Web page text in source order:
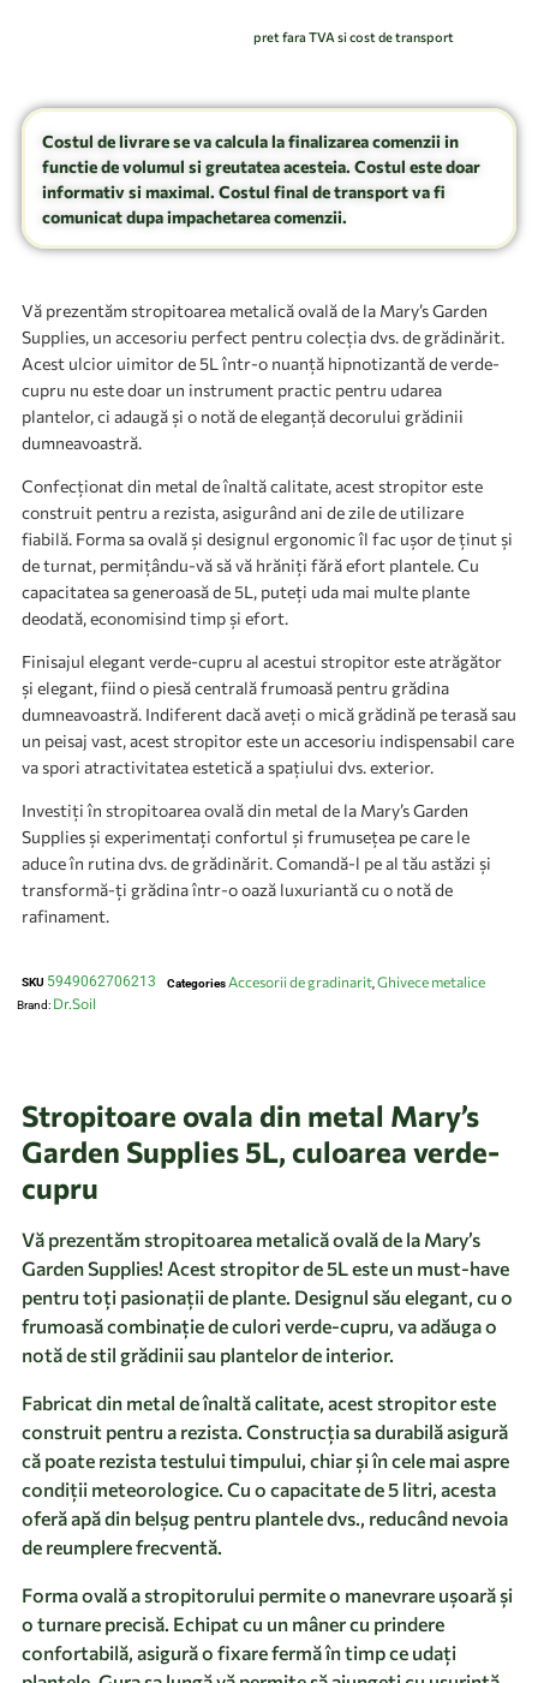
pret fara TVA si cost de transport
Costul de livrare se va calcula la finalizarea comenzii in
functie de volumul si greutatea acesteia. Costul este doar
informativ si maximal. Costul final de transport va fi
comunicat dupa impachetarea comenzii.
Vă prezentăm stropitoarea metalică ovală de la Mary’s Garden
Supplies, un accesoriu perfect pentru colecția dvs. de grădinărit.
Acest ulcior uimitor de 5L într-o nuanță hipnotizantă de verde-
cupru nu este doar un instrument practic pentru udarea
plantelor, ci adaugă și o notă de eleganță decorului grădinii
dumneavoastră.
Confecționat din metal de înaltă calitate, acest stropitor este
construit pentru a rezista, asigurând ani de zile de utilizare
fiabilă. Forma sa ovală și designul ergonomic îl fac ușor de ținut și
de turnat, permițându-vă să vă hrăniți fără efort plantele. Cu
capacitatea sa generoasă de 5L, puteți uda mai multe plante
deodată, economisind timp și efort.
Finisajul elegant verde-cupru al acestui stropitor este atrăgător
și elegant, fiind o piesă centrală frumoasă pentru grădina
dumneavoastră. Indiferent dacă aveți o mică grădină pe terasă sau
un peisaj vast, acest stropitor este un accesoriu indispensabil care
va spori atractivitatea estetică a spațiului dvs. exterior.
Investiți în stropitoarea ovală din metal de la Mary’s Garden
Supplies și experimentați confortul și frumusețea pe care le
aduce în rutina dvs. de grădinărit. Comandă-l pe al tău astăzi și
transformă-ți grădina într-o oază luxuriantă cu o notă de
rafinament.
SKU 5949062706213 Categories Accesorii de gradinarit Ghivece metalice
Brand: Dr.Soil
Stropitoare ovala din metal Mary’s
Garden Supplies 5L, culoarea verde-
cupru
Vă prezentăm stropitoarea metalică ovală de la Mary’s
Garden Supplies! Acest stropitor de 5L este un must-have
pentru toți pasionații de plante. Designul său elegant, cu o
frumoasă combinație de culori verde-cupru, va adăuga o
notă de stil grădinii sau plantelor de interior.
Fabricat din metal de înaltă calitate, acest stropitor este
construit pentru a rezista. Construcția sa durabilă asigură
că poate rezista testului timpului, chiar și în cele mai aspre
condiții meteorologice. Cu o capacitate de 5 litri, acesta
oferă apă din belșug pentru plantele dvs., reducând nevoia
de reumplere frecventă.
Forma ovală a stropitorului permite o manevrare ușoară și
o turnare precisă. Echipat cu un mâner cu prindere
confortabilă, asigură o fixare fermă în timp ce udați